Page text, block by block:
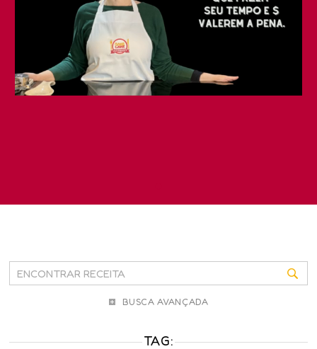
BUSCA AVANÇADA
TAG: